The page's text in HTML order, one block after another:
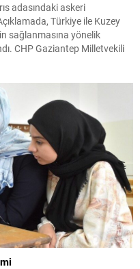
adasındaki askeri
Türkiye ile Kuzey
sağlanmasına yönelik
CHP Gaziantep Milletvekili
sunduğu yazılı soru
dengelere özen
bölgedeki...